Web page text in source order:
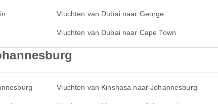
Vluchten van Dubai naar George
Vluchten van Dubai naar Cape Town
Vluchten van Kinshasa naar Johannesburg